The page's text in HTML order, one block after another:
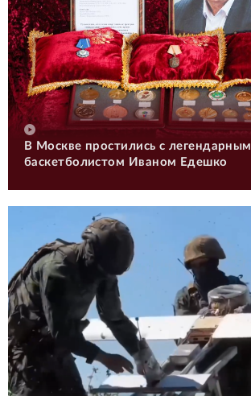
В Москве простились с легендарным
баскетболистом Иваном Едешко